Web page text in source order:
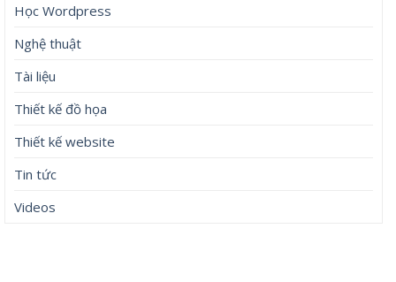
Học Wordpress
Nghệ thuật
Tài liệu
Thiết kế đồ họa
Thiết kế website
Tin tức
Videos